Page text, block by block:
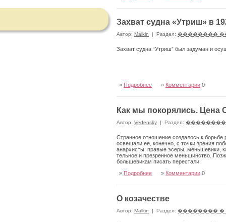
Захват судна «Утриш» в
Автор: Malkin | Раздел: ��������
Захват судна “Утриш” был задуман и
» Подробнее » Комментарии 0
Как мы покорялись. Цена
Автор: Vedensky | Раздел:
Странное отношение созда­лось к
освещали ее, конеч­но, с точки зрения
анархисты, правые эсеры, мень­шевики,
тельное и презренное меньшин­ство.
большеви­кам писать перестали.
» Подробнее » Комментарии 0
О козачестве
Автор: Malkin | Раздел: ��������